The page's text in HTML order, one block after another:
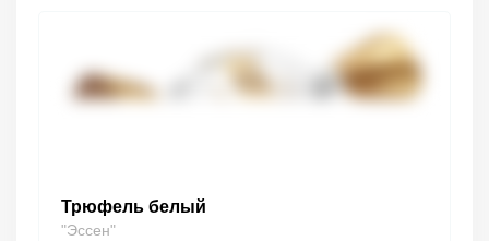
Трюфель белый
"Эссен"